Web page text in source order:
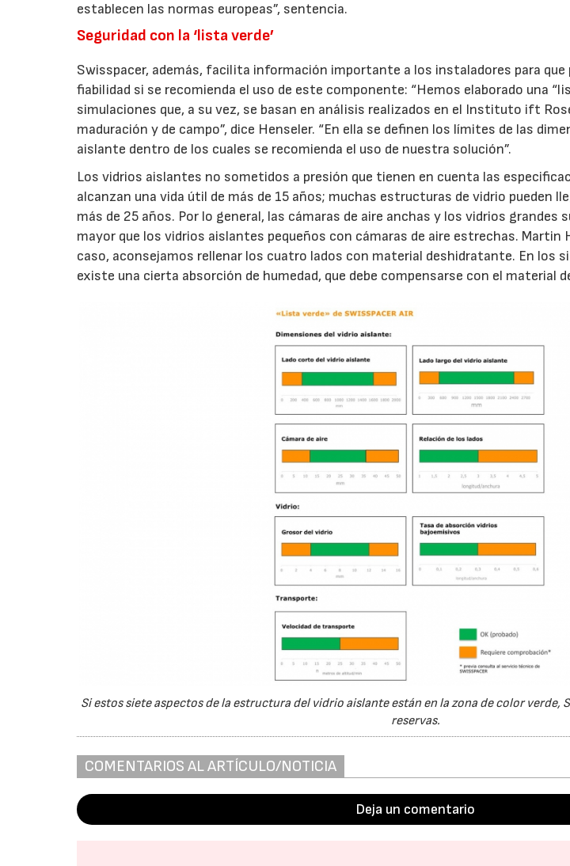
establecen las normas europeas”, sentencia.
Seguridad con la ‘lista verde’
Swisspacer, además, facilita información importante a los instaladores para que
fiabilidad si se recomienda el uso de este componente: “Hemos elaborado una
simulaciones que, a su vez, se basan en análisis realizados en el Instituto ift
maduración y de campo”, dice Henseler. “En ella se definen los límites de las
aislante dentro de los cuales se recomienda el uso de nuestra solución”.
Los vidrios aislantes no sometidos a presión que tienen en cuenta las
alcanzan una vida útil de más de 15 años; muchas estructuras de vidrio pueden
más de 25 años. Por lo general, las cámaras de aire anchas y los vidrios grandes
mayor que los vidrios aislantes pequeños con cámaras de aire estrechas. Martin
caso, aconsejamos rellenar los cuatro lados con material deshidratante. En los
existe una cierta absorción de humedad, que debe compensarse con el material
Si estos siete aspectos de la estructura del vidrio aislante están en la zona de color verde,
reservas.
COMENTARIOS AL ARTÍCULO/NOTICIA
Deja un comentario
21/07/2026